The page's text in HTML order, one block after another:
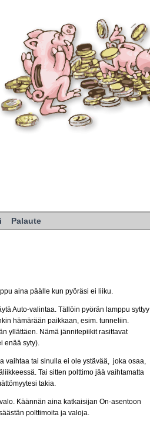
Palaute
aina päälle kun pyöräsi ei liiku.
Auto-valintaa. Tällöin pyörän lamppu syttyy
hämärään paikkaan, esim. tunneliin.
yllättäen. Nämä jännitepiikit rasittavat
enää syty).
vaihtaa tai sinulla ei ole ystävää, joka osaa,
Tai sitten polttimo jää vaihtamatta
takia.
Käännän aina katkaisijan On-asentoon
polttimoita ja valoja.